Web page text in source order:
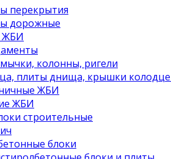
перекрытия
дорожные
ЖБИ
колонны, ригели
плиты днища, крышки
ЖБИ
ЖБИ
строительные
блоки